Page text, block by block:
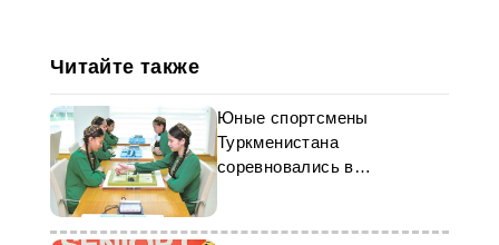
Читайте также
Юные спортсмены
Туркменистана
соревновались в